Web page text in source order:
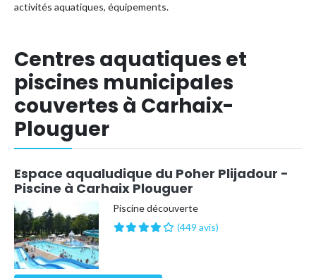
activités aquatiques, équipements.
Centres aquatiques et
piscines municipales
couvertes à Carhaix-
Plouguer
Espace aqualudique du Poher Plijadour -
Piscine à Carhaix Plouguer
Piscine découverte
(449 avis)